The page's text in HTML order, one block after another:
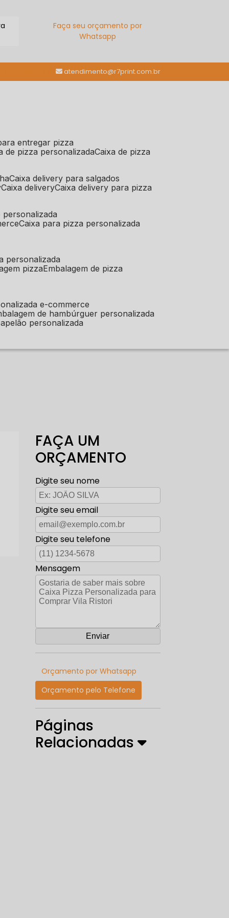
Faça seu orçamento por
Whatsapp
atendimento@r7print.com.br
entregar pizza
de pizza personalizada caixa de pizza
caixa delivery para salgados
caixa delivery caixa delivery para pizza
personalizada
caixa para pizza personalizada
personalizada
pizza embalagem de pizza
e-commerce
de hambúrguer personalizada
personalizada
FAÇA UM
ORÇAMENTO
Digite seu nome
Digite seu email
Digite seu telefone
Mensagem
Orçamento por Whatsapp
Orçamento pelo Telefone
Páginas
Relacionadas